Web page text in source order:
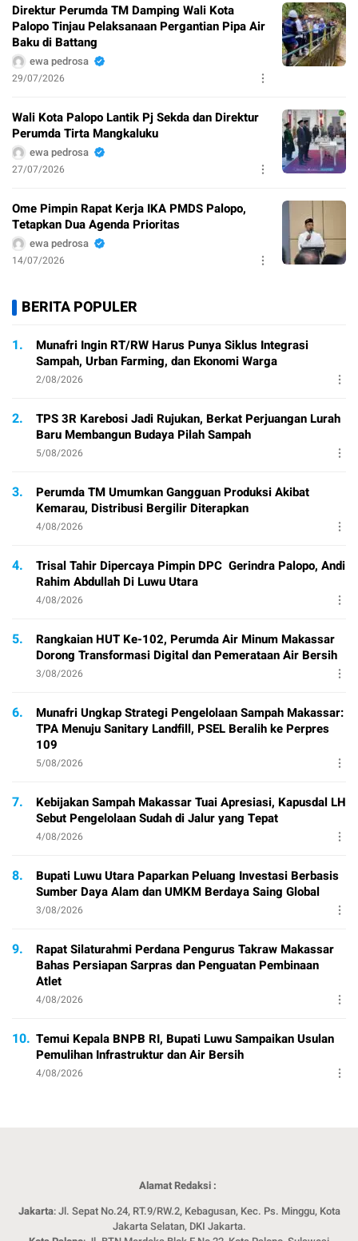
Direktur Perumda TM Damping Wali Kota
Palopo Tinjau Pelaksanaan Pergantian Pipa Air
Baku di Battang
ewa pedrosa
29/07/2026
Wali Kota Palopo Lantik Pj Sekda dan Direktur
Perumda Tirta Mangkaluku
ewa pedrosa
27/07/2026
Ome Pimpin Rapat Kerja IKA PMDS Palopo,
Tetapkan Dua Agenda Prioritas
ewa pedrosa
14/07/2026
BERITA POPULER
1.
Munafri Ingin RT/RW Harus Punya Siklus Integrasi
Sampah, Urban Farming, dan Ekonomi Warga
2/08/2026
2.
TPS 3R Karebosi Jadi Rujukan, Berkat Perjuangan Lurah
Baru Membangun Budaya Pilah Sampah
5/08/2026
3.
Perumda TM Umumkan Gangguan Produksi Akibat
Kemarau, Distribusi Bergilir Diterapkan
4/08/2026
4.
Trisal Tahir Dipercaya Pimpin DPC Gerindra Palopo, Andi
Rahim Abdullah Di Luwu Utara
4/08/2026
5.
Rangkaian HUT Ke-102, Perumda Air Minum Makassar
Dorong Transformasi Digital dan Pemerataan Air Bersih
3/08/2026
6.
Munafri Ungkap Strategi Pengelolaan Sampah Makassar:
TPA Menuju Sanitary Landfill, PSEL Beralih ke Perpres
109
5/08/2026
7.
Kebijakan Sampah Makassar Tuai Apresiasi, Kapusdal LH
Sebut Pengelolaan Sudah di Jalur yang Tepat
4/08/2026
8.
Bupati Luwu Utara Paparkan Peluang Investasi Berbasis
Sumber Daya Alam dan UMKM Berdaya Saing Global
3/08/2026
9.
Rapat Silaturahmi Perdana Pengurus Takraw Makassar
Bahas Persiapan Sarpras dan Penguatan Pembinaan
Atlet
4/08/2026
10. Temui Kepala BNPB RI, Bupati Luwu Sampaikan Usulan
Pemulihan Infrastruktur dan Air Bersih
4/08/2026
Alamat Redaksi :
Jakarta: Jl. Sepat No.24, RT.9/RW.2, Kebagusan, Kec. Ps. Minggu, Kota
Jakarta Selatan, DKI Jakarta.